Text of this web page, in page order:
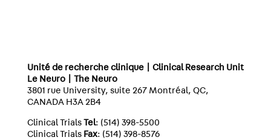
Unité de recherche clinique | Clinical Research Unit
Le Neuro | The Neuro
3801 rue University, suite 267 Montréal, QC,
CANADA H3A 2B4
Clinical Trials Tel: (514) 398-5500
Clinical Trials Fax: (514) 398-8576